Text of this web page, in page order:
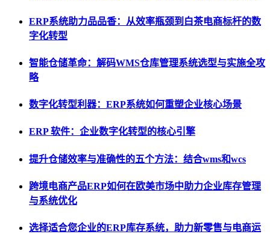
ERP系统助力品品香：从效率瓶颈到白茶电商标杆的数
字化转型
智能仓储革命：解码WMS仓库管理系统选型与实施全攻
略
数字化转型利器：ERP系统如何重塑企业核心场景
ERP 软件：企业数字化转型的核心引擎
提升仓储效率与准确性的五个方法：结合wms和wcs
跨境电商产品ERP如何在欧美市场中助力企业库存管理
与系统优化
选择适合您企业的ERP库存系统，助力新零售与电商运